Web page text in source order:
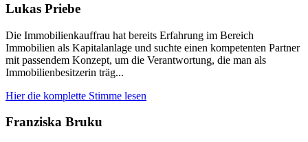
Lukas Priebe
Die Immobilienkauffrau hat bereits Erfahrung im Bereich
Immobilien als Kapitalanlage und suchte einen kompetenten Partner
mit passendem Konzept, um die Verantwortung, die man als
Immobilienbesitzerin träg...
Hier die komplette Stimme lesen
Franziska Bruku